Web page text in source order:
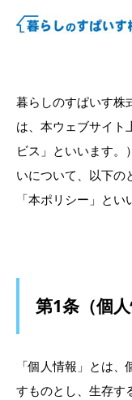
暮らしのすぱいす株
は、本ウェブサイト
ビス」といいます。
いについて、以下の
「本ポリシー」とい
第1条（個人
「個人情報」とは
すものとし、生存す